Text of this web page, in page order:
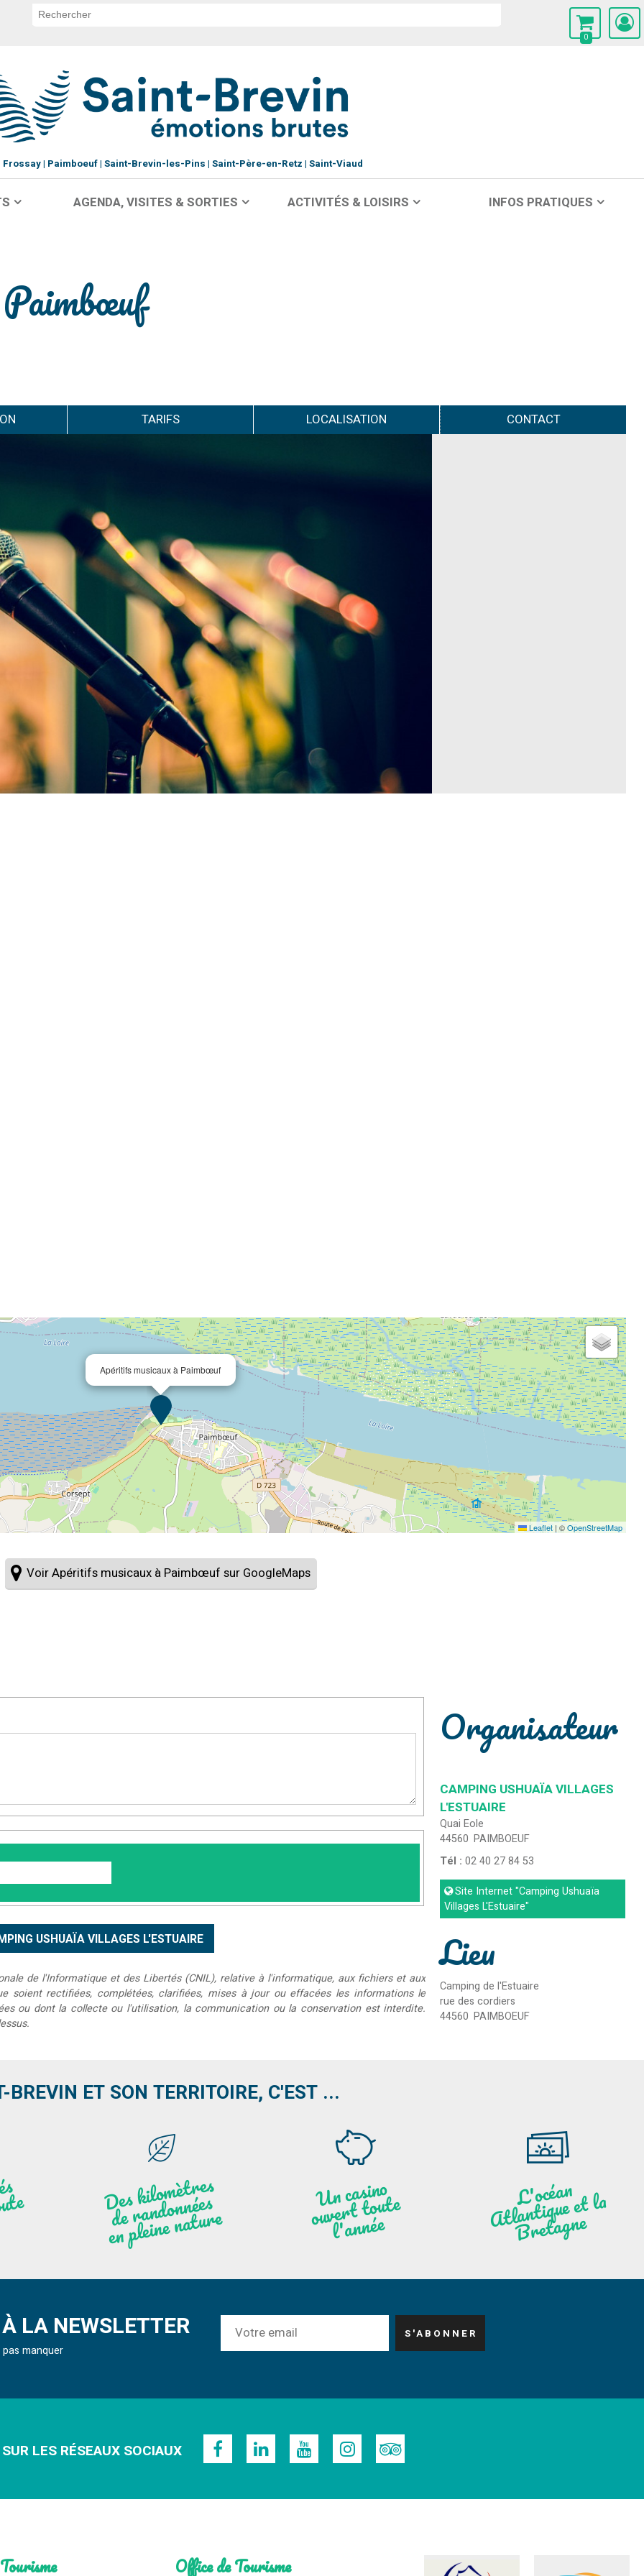
0
Frossay Paimboeuf Saint-Brevin-les-Pins Saint-Père-en-Retz Saint-Viaud
AGENDA, VISITES & SORTIES ACTIVITÉS & LOISIRS INFOS PRATIQUES
TARIFS LOCALISATION CONTACT
Apéritifs musicaux à Paimbœuf
Leaflet|©OpenStreetMap
Voir Apéritifs musicaux à Paimbœuf sur GoogleMaps
de l'Informatique et des Libertés (CNIL), relative à l'informatique, aux fichiers et aux
rectifiées, complétées, clarifiées, mises à jour ou effacées les informations le
ou dont la collecte ou l'utilisation, la communication ou la conservation est interdite.
Organisateur
CAMPING USHUAÏA VILLAGES
L'ESTUAIRE
Quai Eole
44560 PAIMBOEUF
Tél :02 40 27 84 53
Site Internet"Camping Ushuaïa
Villages L'Estuaire"
Lieu
Camping de l'Estuaire
rue des cordiers
44560 PAIMBOEUF
BREVIN ET SON TERRITOIRE, C'EST ...
Des
kilo
mèt
res
de
r
a
n
do
n
nées
e
n
plei
ne
n
atu
re
U
n c
asi
n
o
ouve
rt toute
l'
a
n
née
L'océ
a
n
Atl
a
nti
que et la
B
ret
a
g
ne
LA NEWSLETTER
manquer
LES RÉSEAUX SOCIAUX
Office de Tourisme